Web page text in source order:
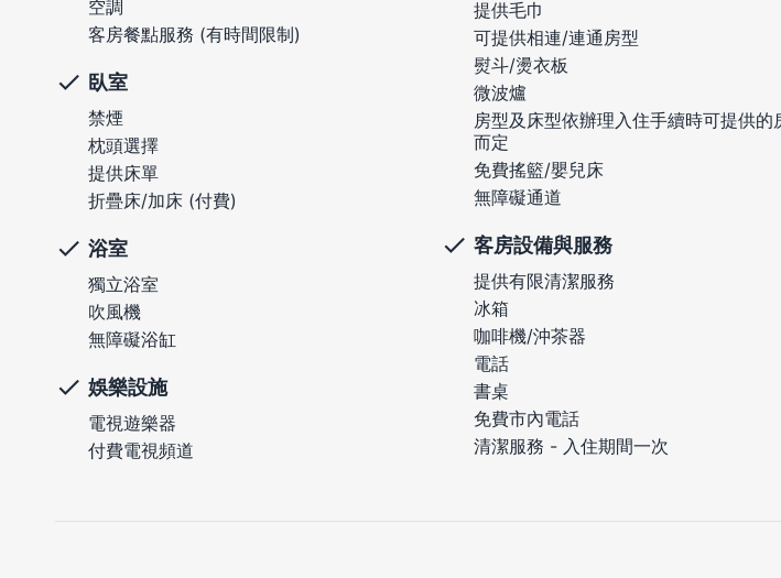
空調
客房餐點服務 (有時間限制)
臥室
禁煙
枕頭選擇
提供床單
折疊床/加床 (付費)
浴室
獨立浴室
吹風機
無障礙浴缸
娛樂設施
電視遊樂器
付費電視頻道
提供毛巾
可提供相連/連通房型
熨斗/燙衣板
微波爐
房型及床型依辦理入住手續時可提供的
而定
免費搖籃/嬰兒床
無障礙通道
客房設備與服務
提供有限清潔服務
冰箱
咖啡機/沖茶器
電話
書桌
免費市內電話
清潔服務 - 入住期間一次